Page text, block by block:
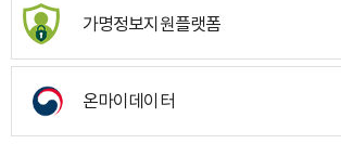
가명정보지원플랫폼
온마이데이터